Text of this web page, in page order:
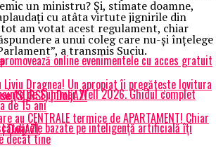
un ministru? Şi, stimate doamne,
cu atâta virtute jignirile din
am votat acest regulament, chiar
a unui coleg care nu-şi înţelege
a transmis Suciu.
Liviu Dragnea! Un apropiat îi pregătește lovitura
(SURSE) | DoljAZI
au CENTRALE termice de APARTAMENT! Chiar
DoljAZI
online evenimentele cu acces gratuit
de Summer Well 2026. Ghidul complet
de 15 ani
bazate pe inteligență artificială îți
decât tine